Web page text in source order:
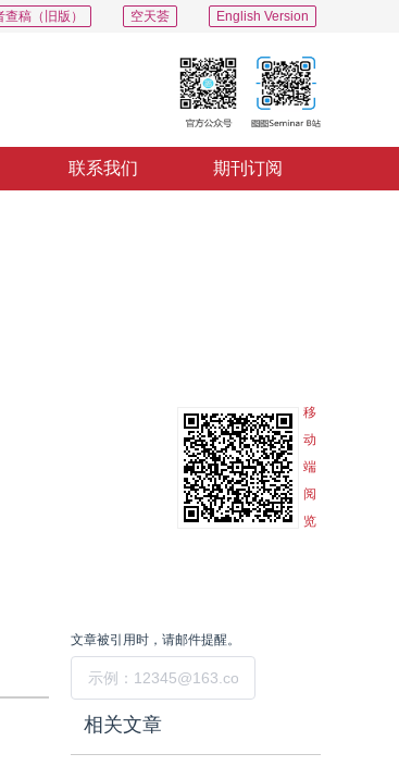
English Version
空天荟
查稿（旧版）
联系我们 期刊订阅
移
动
端
阅
览
文章被引用时，请邮件提醒。
相关文章